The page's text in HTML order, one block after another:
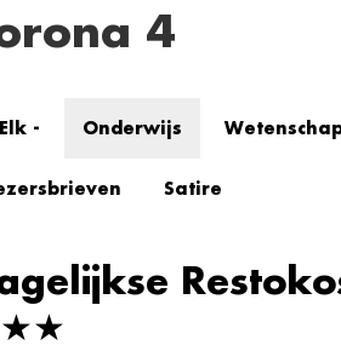
4
- Onderwijs
Satire